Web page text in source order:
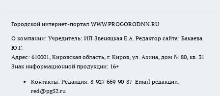
Городской интернет-портал WWW.PROGORODNN.RU
О компании: Учредитель: ИП Звеняцкая Е.А. Редактор сайта: Бакаева
Ю.Г.
Адрес: 610001, Кировская область, г. Киров, ул. Азина, дом № 80, кв. 31
Знак информационной продукции: 16+
Контакты: Редакция: 8-927-669-90-87 Email редакции:
red@pg52.ru